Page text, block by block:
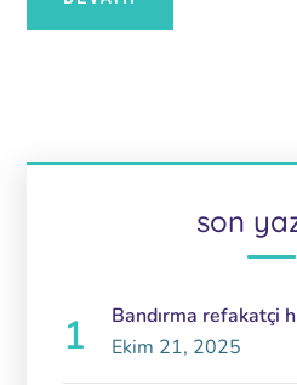
son
Bandırma refakatçi
Ekim 21, 2025